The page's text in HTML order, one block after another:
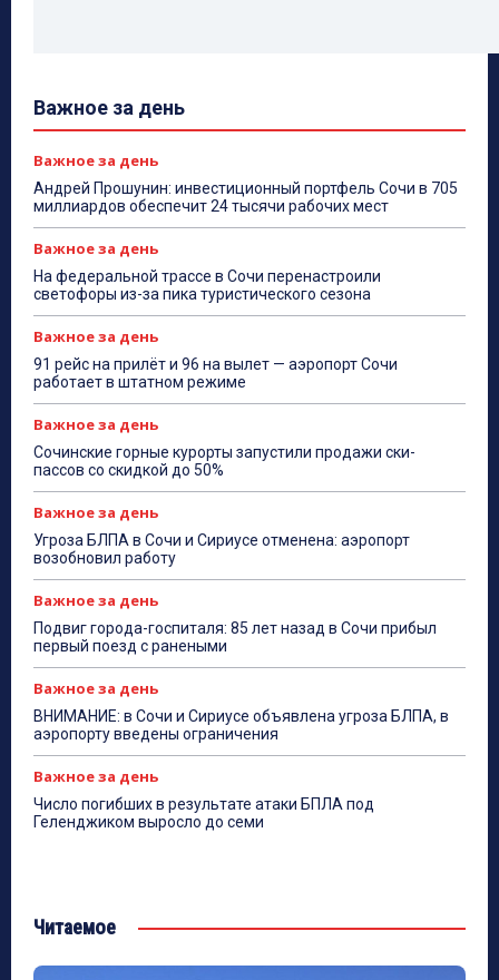
Важное за день
Важное за день
Андрей Прошунин: инвестиционный портфель Сочи в 705
миллиардов обеспечит 24 тысячи рабочих мест
Важное за день
На федеральной трассе в Сочи перенастроили
светофоры из-за пика туристического сезона
Важное за день
91 рейс на прилёт и 96 на вылет — аэропорт Сочи
работает в штатном режиме
Важное за день
Сочинские горные курорты запустили продажи ски-
пассов со скидкой до 50%
Важное за день
Угроза БЛПА в Сочи и Сириусе отменена: аэропорт
возобновил работу
Важное за день
Подвиг города-госпиталя: 85 лет назад в Сочи прибыл
первый поезд с ранеными
Важное за день
ВНИМАНИЕ: в Сочи и Сириусе объявлена угроза БЛПА, в
аэропорту введены ограничения
Важное за день
Число погибших в результате атаки БПЛА под
Геленджиком выросло до семи
Читаемое